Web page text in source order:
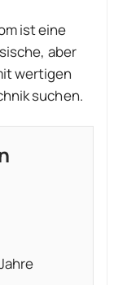
ist eine
aber
wertigen
suchen.